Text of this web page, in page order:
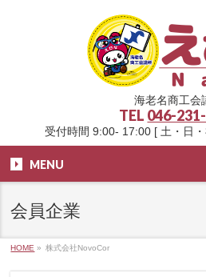
海老名商工会
TEL 046-
受付時間 9:00- 17:00 [ 土・日
MENU
会員企業
HOME » 株式会社NovoCor